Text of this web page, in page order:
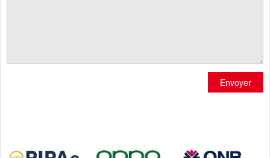
Envoyer